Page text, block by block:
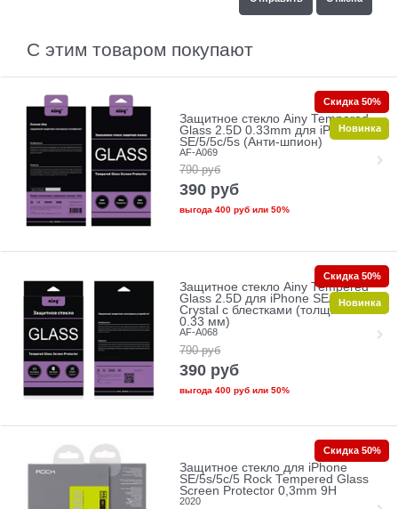
С этим товаром покупают
Защитное стекло Ainy Tempered
Glass 2.5D 0.33mm для iPhone
SE/5/5c/5s (Анти-шпион)
AF-A069
790 руб
390 руб
выгода 400 рубили 50%
Скидка 50%
Новинка
Защитное стекло Ainy Tempered
Glass 2.5D для iPhone SE/5/5c/5s
Crystal с блестками (толщина
0.33 мм)
AF-A068
790 руб
390 руб
выгода 400 рубили 50%
Скидка 50%
Новинка
Защитное стекло для iPhone
SE/5s/5с/5 Rock Tempered Glass
Screen Protector 0,3mm 9H
2020
Скидка 50%